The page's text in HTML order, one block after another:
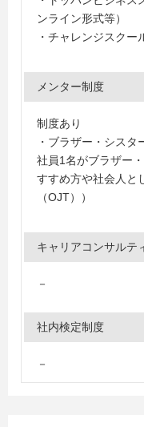
ンライン形式等）
・チャレンジスクー
メンター制度
制度あり
・ブラザー・シス
社員1名がブラザー
すすめ方や社会人と
（OJT））
キャリアコンサルテ
－
社内検定制度
－